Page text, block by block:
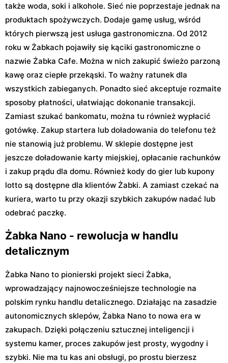
także woda, soki i alkohole. Sieć nie poprzestaje jednak na
produktach spożywczych. Dodaje gamę usług, wśród
których pierwszą jest usługa gastronomiczna. Od 2012
roku w Żabkach pojawiły się kąciki gastronomiczne o
nazwie Żabka Cafe. Można w nich zakupić świeżo parzoną
kawę oraz ciepłe przekąski. To ważny ratunek dla
wszystkich zabieganych. Ponadto sieć akceptuje rozmaite
sposoby płatności, ułatwiając dokonanie transakcji.
Zamiast szukać bankomatu, można tu również wypłacić
gotówkę. Zakup startera lub doładowania do telefonu też
nie stanowią już problemu. W sklepie dostępne jest
jeszcze doładowanie karty miejskiej, opłacanie rachunków
i zakup prądu dla domu. Również kody do gier lub kupony
lotto są dostępne dla klientów Żabki. A zamiast czekać na
kuriera, warto tu przy okazji szybkich zakupów nadać lub
odebrać paczkę.
Żabka Nano - rewolucja w handlu
detalicznym
Żabka Nano to pionierski projekt sieci Żabka,
wprowadzający najnowocześniejsze technologie na
polskim rynku handlu detalicznego. Działając na zasadzie
autonomicznych sklepów, Żabka Nano to nowa era w
zakupach. Dzięki połączeniu sztucznej inteligencji i
systemu kamer, proces zakupów jest prosty, wygodny i
szybki. Nie ma tu kas ani obsługi, po prostu bierzesz